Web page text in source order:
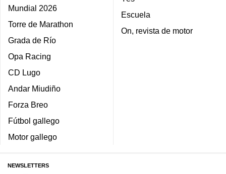
Mundial 2026
Torre de Marathon
Grada de Río
Opa Racing
CD Lugo
Andar Miudiño
Forza Breo
Fútbol gallego
Motor gallego
Escuela
On, revista de motor
NEWSLETTERS